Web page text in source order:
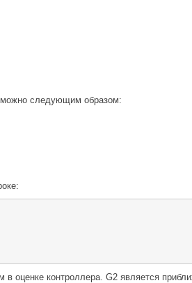
можно следующим образом:
оценке контроллера. G2 является